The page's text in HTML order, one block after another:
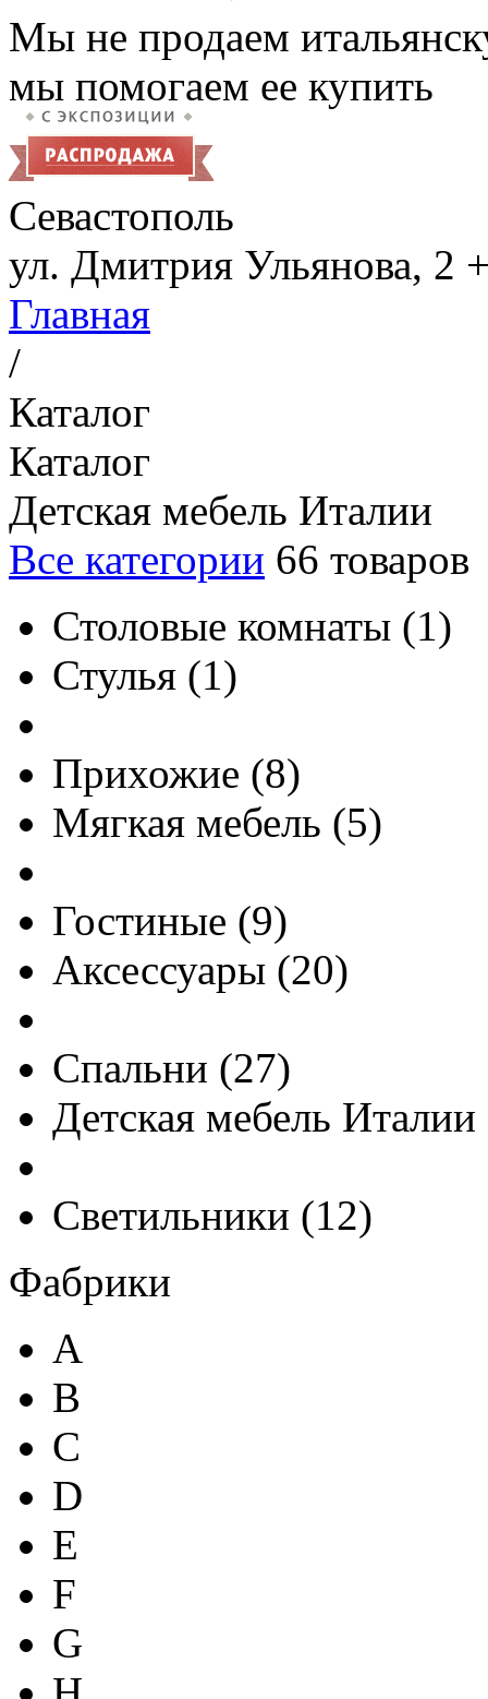
Мы не продаем
мы помогаем ее купить
Севастополь
ул. Дмитрия Ульянова, 2
Главная
/
Каталог
Каталог
Детская мебель Италии
Все категории 66 товаров
Столовые комнаты (1)
Стулья (1)
Прихожие (8)
Мягкая мебель (5)
Гостиные (9)
Аксессуары (20)
Спальни (27)
Детская мебель Италии
Светильники (12)
Фабрики
A
B
C
D
E
F
G